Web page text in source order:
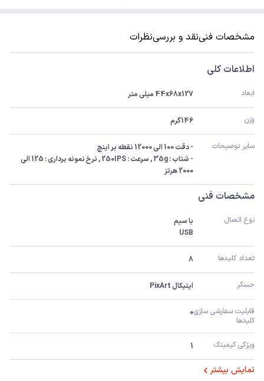
مشخصات فنینقد و بررسینظرات
اطلاعات کلی
ابعاد 44x68x127 میلی متر
وزن 146گرم
سایر توضیحات
2000 هرتز
مشخصات فنی
نوع اتصال
USB
تعداد کلیدها 8
حسگر اپتیکال PixArt
قابلیت سفارشی سازی
کلیدها
0
ویژگی گیمینگ 1
نمایش بیشتر